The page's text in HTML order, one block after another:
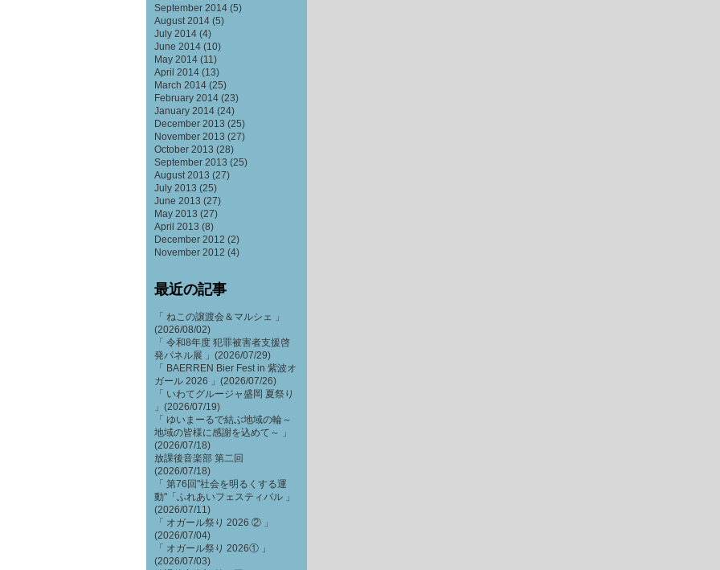
September 2014 (5)
August 2014 (5)
July 2014 (4)
June 2014 (10)
May 2014 (11)
April 2014 (13)
March 2014 (25)
February 2014 (23)
January 2014 (24)
December 2013 (25)
November 2013 (27)
October 2013 (28)
September 2013 (25)
August 2013 (27)
July 2013 (25)
June 2013 (27)
May 2013 (27)
April 2013 (8)
December 2012 (2)
November 2012 (4)
最近の記事
「 ねこの譲渡会＆マルシェ 」
(2026/08/02)
「 令和8年度 犯罪被害者支援啓
発パネル展 」(2026/07/29)
「 BAERREN Bier Fest in 紫波オ
ガール 2026 」(2026/07/26)
「 いわてグルージャ盛岡 夏祭り
」(2026/07/19)
「 ゆいまーるで結ぶ地域の輪～
地域の皆様に感謝を込めて～ 」
(2026/07/18)
放課後音楽部 第二回
(2026/07/18)
「 第76回"社会を明るくする運
動"「ふれあいフェスティバル 」
(2026/07/11)
「 オガール祭り 2026 ② 」
(2026/07/04)
「 オガール祭り 2026① 」
(2026/07/03)